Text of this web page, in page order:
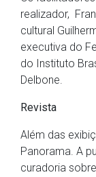
realizador,
cultural
executiva do
do Instituto
Delbone.
Revista
Além das
Panorama. A
curadoria